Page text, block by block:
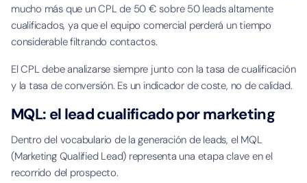
mucho más que un CPL de 50 € sobre 50 leads altamente
cualificados, ya que el equipo comercial perderá un tiempo
considerable filtrando contactos.
El CPL debe analizarse siempre junto con la tasa de cualificación
y la tasa de conversión. Es un indicador de coste, no de calidad.
MQL: el lead cualificado por marketing
Dentro del vocabulario de la generación de leads, el MQL
(Marketing Qualified Lead) representa una etapa clave en el
recorrido del prospecto.